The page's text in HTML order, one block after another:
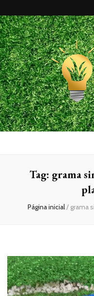
Maxx
Blog
Tag: grama
Página inicial/ grama